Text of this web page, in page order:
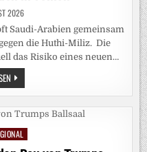
2026
Saudi-Arabien gemeinsam
die Huthi-Miliz. Die
das Risiko eines neuen…
KRIEG
IN
NAHOST:
VEREINTE
NATIONEN
VOR
WEITERER
ESKALATION